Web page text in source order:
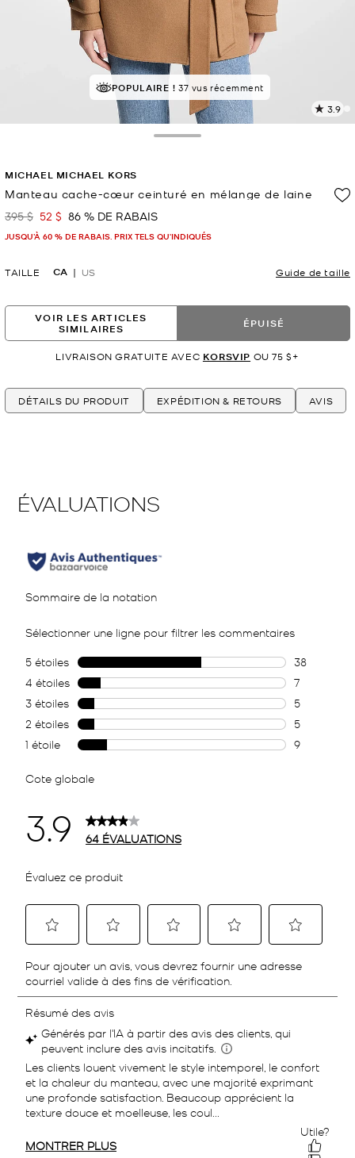
POPULAIRE ! 37 vus récemment
3.9
MICHAEL MICHAEL KORS
Manteau cache-cœur ceinturé en mélange de laine
était
395 $ maintenant
52 $ 86 % DE RABAIS
JUSQU’À 60 % DE RABAIS. PRIX TELS QU'INDIQUÉS
TAILLE CA US Guide de taille
VOIR LES ARTICLES
SIMILAIRES
ÉPUISÉ
LIVRAISON GRATUITE AVEC KORSVIP OU 75 $+
DÉTAILS DU PRODUIT EXPÉDITION & RETOURS AVIS